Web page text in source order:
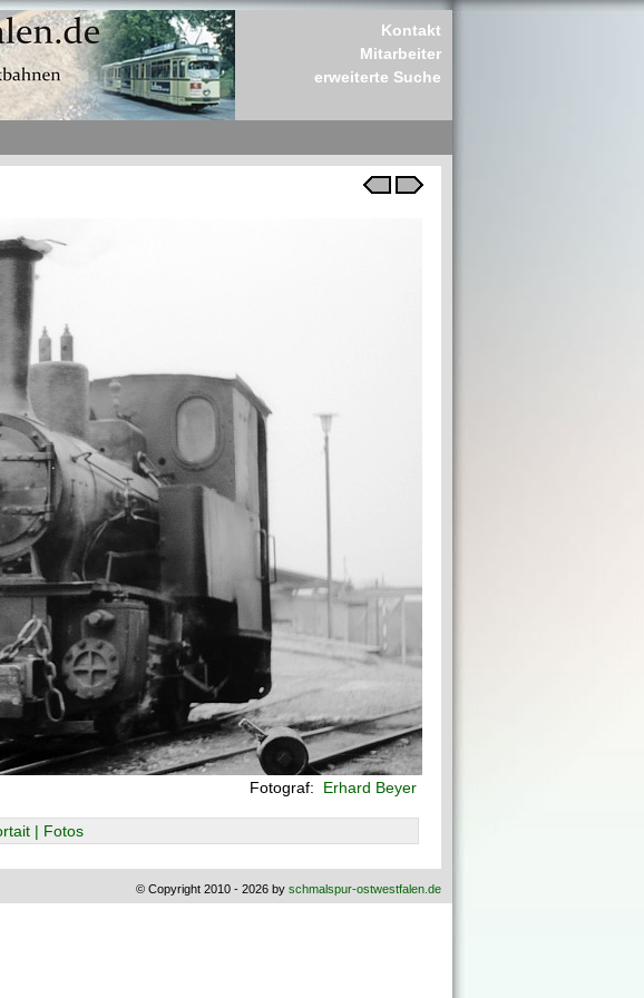
Kontakt
Mitarbeiter
erweiterte Suche
Fotograf: Erhard Beyer
| Fotos
© Copyright 2010 - 2026 by schmalspur-ostwestfalen.de